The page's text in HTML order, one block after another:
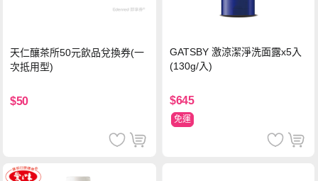
天仁釀茶所50元飲品兌換券(一
次抵用型)
$50
GATSBY 激涼潔淨洗面露x5入
(130g/入)
$645
免運